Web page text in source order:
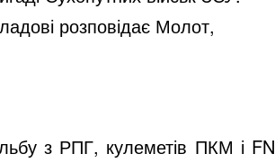
розповідає Молот,
з РПГ, кулеметів ПКМ і FN